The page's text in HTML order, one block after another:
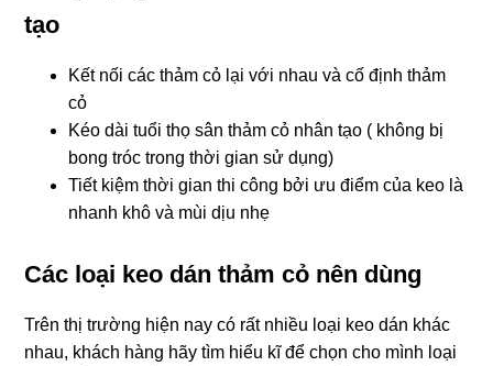
tạo
Kết nối các thảm cỏ lại với nhau và cố định thảm
cỏ
Kéo dài tuổi thọ sân thảm cỏ nhân tạo ( không bị
bong tróc trong thời gian sử dụng)
Tiết kiệm thời gian thi công bởi ưu điểm của keo là
nhanh khô và mùi dịu nhẹ
Các loại keo dán thảm cỏ nên dùng
Trên thị trường hiện nay có rất nhiều loại keo dán khác
nhau, khách hàng hãy tìm hiểu kĩ để chọn cho mình loại